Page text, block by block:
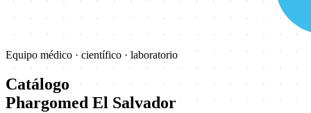
Equipo médico · científico · laboratorio
Catálogo
Phargomed El Salvador